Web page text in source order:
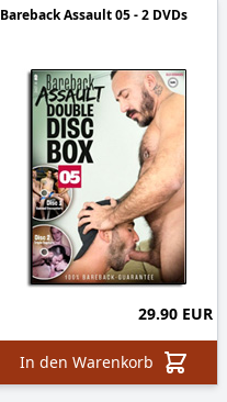
Bareback Assault 05 - 2 DVDs
29.90 EUR
In den Warenkorb